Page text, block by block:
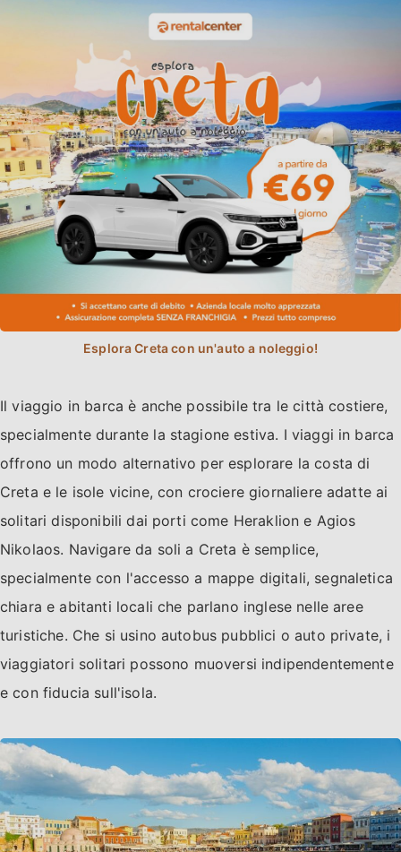
Il viaggio in barca è anche possibile tra le città costiere,
specialmente durante la stagione estiva. I viaggi in barca
offrono un modo alternativo per esplorare la costa di
Creta e le isole vicine, con crociere giornaliere adatte ai
solitari disponibili dai porti come Heraklion e Agios
Nikolaos. Navigare da soli a Creta è semplice,
specialmente con l'accesso a mappe digitali, segnaletica
chiara e abitanti locali che parlano inglese nelle aree
turistiche. Che si usino autobus pubblici o auto private, i
viaggiatori solitari possono muoversi indipendentemente
e con fiducia sull'isola.